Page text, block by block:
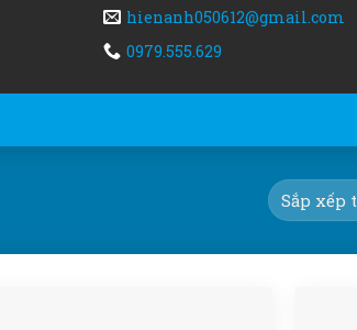
hienanh050612@gmail.com
0979.555.629